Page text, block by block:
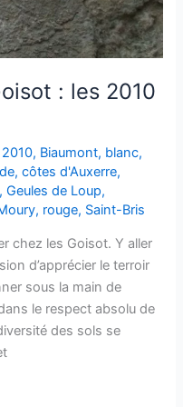
: les 2010
2010, Biaumont, blanc,
,côtes d'Auxerre,
,Geules de Loup,
, rouge, Saint-Bris
chez les Goisot. Y aller
d’apprécier le terroir
sous la main de
le respect absolu de
des sols se